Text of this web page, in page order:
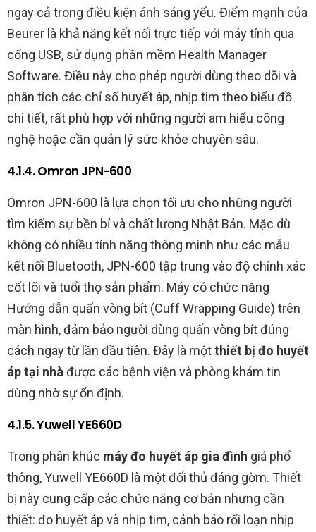
ngay cả trong điều kiện ánh sáng yếu. Điểm mạnh của
Beurer là khả năng kết nối trực tiếp với máy tính qua
cổng USB, sử dụng phần mềm Health Manager
Software. Điều này cho phép người dùng theo dõi và
phân tích các chỉ số huyết áp, nhịp tim theo biểu đồ
chi tiết, rất phù hợp với những người am hiểu công
nghệ hoặc cần quản lý sức khỏe chuyên sâu.
4.1.4. Omron JPN-600
Omron JPN-600 là lựa chọn tối ưu cho những người
tìm kiếm sự bền bỉ và chất lượng Nhật Bản. Mặc dù
không có nhiều tính năng thông minh như các mẫu
kết nối Bluetooth, JPN-600 tập trung vào độ chính xác
cốt lõi và tuổi thọ sản phẩm. Máy có chức năng
Hướng dẫn quấn vòng bít (Cuff Wrapping Guide) trên
màn hình, đảm bảo người dùng quấn vòng bít đúng
cách ngay từ lần đầu tiên. Đây là mộtthiết bị đo huyết
áp tại nhà được các bệnh viện và phòng khám tin
dùng nhờ sự ổn định.
4.1.5. Yuwell YE660D
Trong phân khúc máy đo huyết áp gia đình giá phổ
thông, Yuwell YE660D là một đối thủ đáng gờm. Thiết
bị này cung cấp các chức năng cơ bản nhưng cần
thiết: đo huyết áp và nhịp tim, cảnh báo rối loạn nhịp